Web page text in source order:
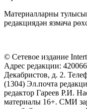
Материалларны
редакциядән язмача
© Сетевое издание
Адрес редакции:
Декабристов, д. 2.
(1304) Эл.почта
редактор Гареев Р.И.
материалы 16+. СМИ